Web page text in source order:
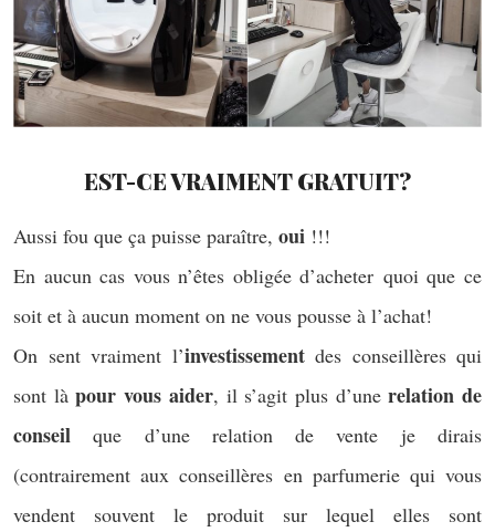
EST-CE VRAIMENT GRATUIT?
Aussi fou que ça puisse paraître, oui !!!
En aucun cas vous n’êtes obligée d’acheter quoi que ce
soit et à aucun moment on ne vous pousse à l’achat!
On sent vraiment l’investissementdes conseillères qui
sont làpour vous aider, il s’agit plus d’unerelation de
conseil que d’une relation de vente je dirais
(contrairement aux conseillères en parfumerie qui vous
vendent souvent le produit sur lequel elles sont